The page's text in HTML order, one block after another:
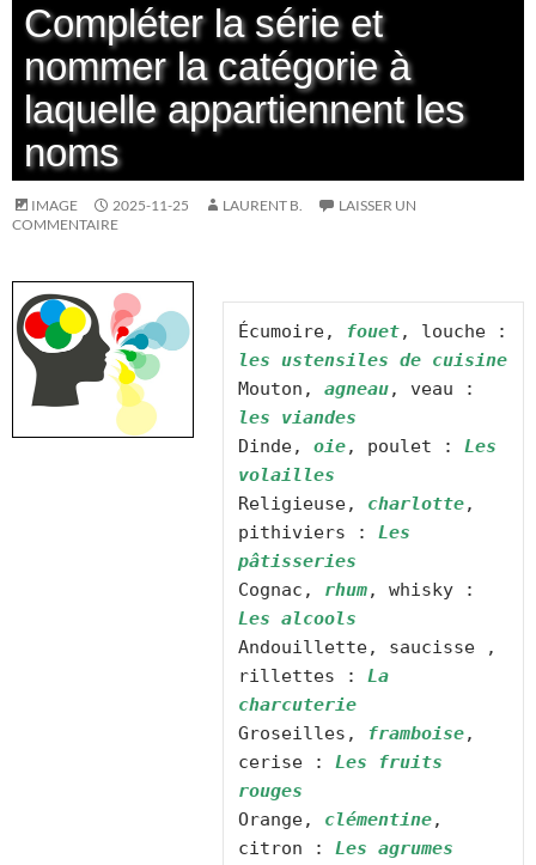
Compléter la série et
nommer la catégorie à
laquelle appartiennent les
noms
IMAGE 2025-11-25 LAURENT B.
LAISSER UN
COMMENTAIRE
Écumoire, fouet
les ustensiles de cuisine
Mouton, agneau
les viandes
Dinde, oie, poulet : Les
volailles
Religieuse, charlotte,
pithiviers : Les
pâtisseries
Cognac, rhum
Les alcools
Andouillette, saucisse ,
rillettes : La
charcuterie
Groseilles, framboise,
cerise : Les fruits
rouges
Orange, clémentine,
citron : Les agrumes